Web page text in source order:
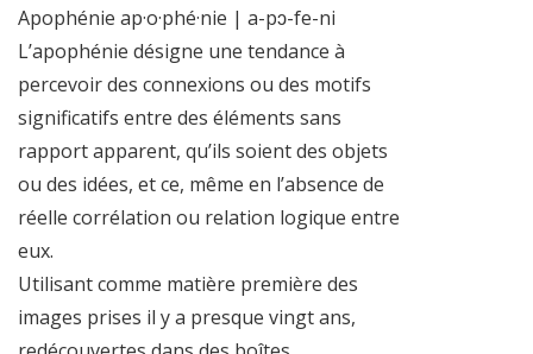
Apophénie ap·o·phé·nie | a-pɔ-fe-ni
L’apophénie désigne une tendance à
percevoir des connexions ou des motifs
significatifs entre des éléments sans
rapport apparent, qu’ils soient des objets
ou des idées, et ce, même en l’absence de
réelle corrélation ou relation logique entre
eux.
Utilisant comme matière première des
images prises il y a presque vingt ans,